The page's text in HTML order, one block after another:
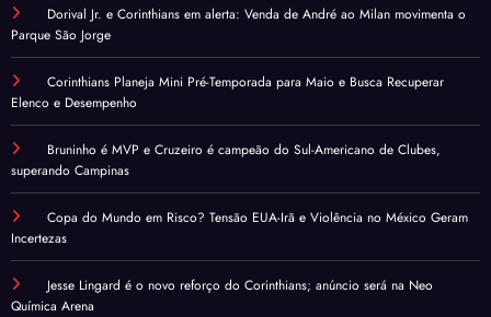
Dorival Jr. e Corinthians em alerta: Venda de André ao Milan movimenta o
Parque São Jorge
Corinthians Planeja Mini Pré-Temporada para Maio e Busca Recuperar
Elenco e Desempenho
Bruninho é MVP e Cruzeiro é campeão do Sul-Americano de Clubes,
superando Campinas
Copa do Mundo em Risco? Tensão EUA-Irã e Violência no México Geram
Incertezas
Jesse Lingard é o novo reforço do Corinthians; anúncio será na Neo
Química Arena